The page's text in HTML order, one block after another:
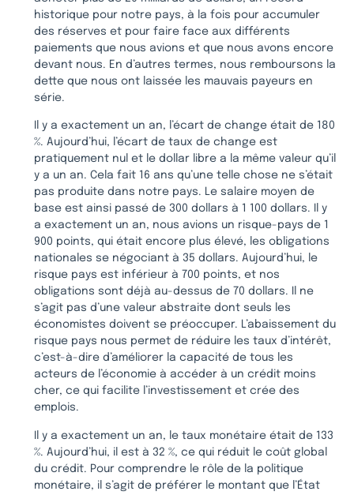
historique pour notre pays, à la fois pour accumuler
des réserves et pour faire face aux différents
paiements que nous avions et que nous avons encore
devant nous. En d’autres termes, nous remboursons la
dette que nous ont laissée les mauvais payeurs en
série.
Il y a exactement un an, l’écart de change était de 180
%. Aujourd’hui, l’écart de taux de change est
pratiquement nul et le dollar libre a la même valeur qu’il
y a un an. Cela fait 16 ans qu’une telle chose ne s’était
pas produite dans notre pays. Le salaire moyen de
base est ainsi passé de 300 dollars à 1 100 dollars. Il y
a exactement un an, nous avions un risque-pays de 1
900 points, qui était encore plus élevé, les obligations
nationales se négociant à 35 dollars. Aujourd’hui, le
risque pays est inférieur à 700 points, et nos
obligations sont déjà au-dessus de 70 dollars. Il ne
s’agit pas d’une valeur abstraite dont seuls les
économistes doivent se préoccuper. L’abaissement du
risque pays nous permet de réduire les taux d’intérêt,
c’est-à-dire d’améliorer la capacité de tous les
acteurs de l’économie à accéder à un crédit moins
cher, ce qui facilite l’investissement et crée des
emplois.
Il y a exactement un an, le taux monétaire était de 133
%. Aujourd’hui, il est à 32 %, ce qui réduit le coût global
du crédit. Pour comprendre le rôle de la politique
monétaire, il s’agit de préférer le montant que l’État